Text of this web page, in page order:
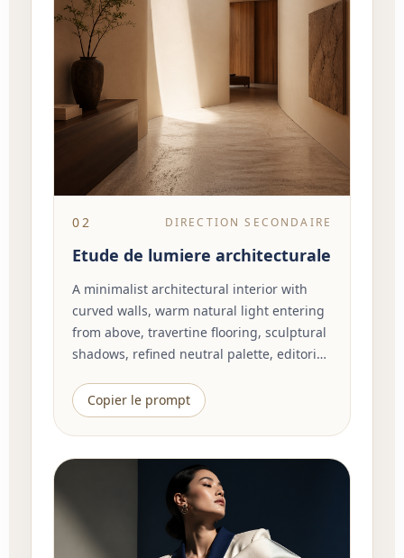
02 DIRECTION SECONDAIRE
Etude de lumiere architecturale
A minimalist architectural interior with
curved walls, warm natural light entering
from above, travertine flooring, sculptural
shadows, refined neutral palette, editorial
quiet luxury atmosphere, highly detailed
materials, balanced composition.
Copier le prompt